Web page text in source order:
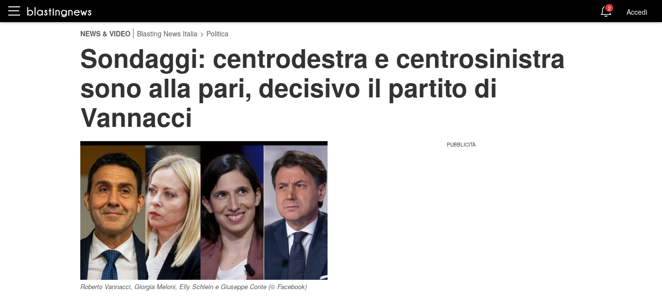
2 Accedi
NEWS & VIDEO Blasting News Italia > Politica
Sondaggi: centrodestra e centrosinistra
sono alla pari, decisivo il partito di
Vannacci
Roberto Vannacci, Giorgia Meloni, Elly Schlein e Giuseppe Conte (© Facebook)